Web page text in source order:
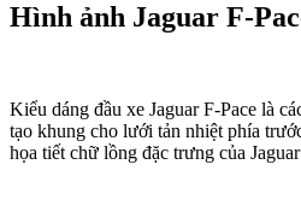
Hình ảnh Jaguar F-
Kiểu dáng đầu xe Jaguar F-Pace là
tạo khung cho lưới tản nhiệt phía
họa tiết chữ lồng đặc trưng của Jaguar